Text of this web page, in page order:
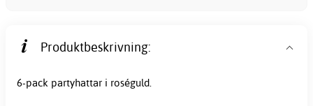
Produktbeskrivning:
6-pack partyhattar i roséguld.